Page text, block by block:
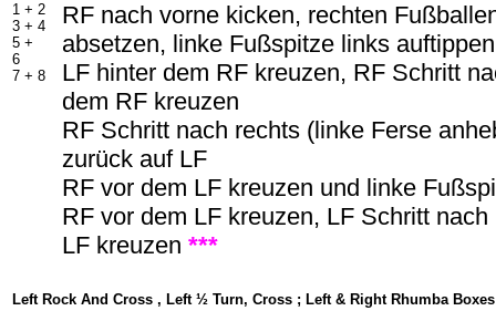
1 + 2
3 + 4
5 +
6
7 + 8
RF nach vorne kicken, rechten
absetzen, linke Fußspitze links auftippen
LF hinter dem RF kreuzen, RF Schritt
dem RF kreuzen
RF Schritt nach rechts (linke Ferse
zurück auf LF
RF vor dem LF kreuzen und linke
RF vor dem LF kreuzen, LF Schritt
LF kreuzen ***
Left Rock And Cross , Left ½ Turn, Cross ; Left & Right Rhumba Boxes